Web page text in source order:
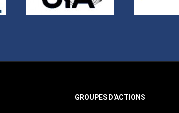
GROUPES D'ACTIONS